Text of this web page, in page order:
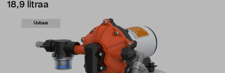
18,9 litraa
Uutuus